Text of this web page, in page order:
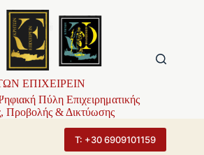
ΕΠΙΧΕΙΡΕΙΝ
Πύλη Επιχειρηματικής
Προβολής & Δικτύωσης
Τ: +30 6909101159